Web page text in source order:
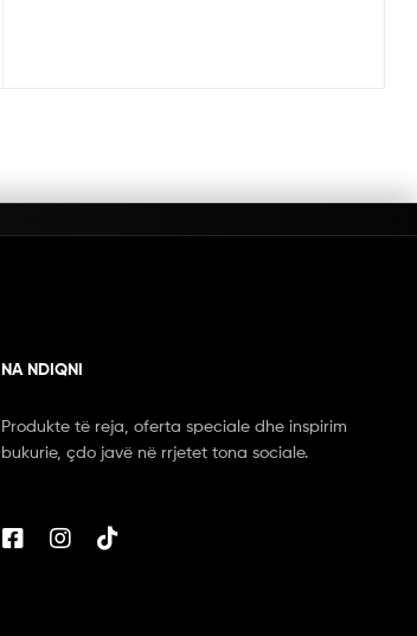
NA NDIQNI
Produkte të reja, oferta speciale dhe inspirim
bukurie, çdo javë në rrjetet tona sociale.